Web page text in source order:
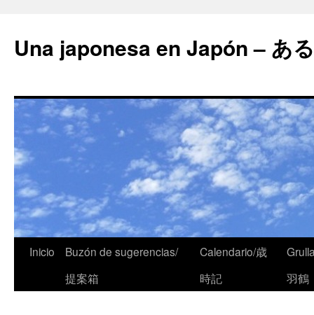
Una japonesa en Japón – あ
Inicio
Buzón de sugerencias/
提案箱
Calendario/歳
時記
羽鶴